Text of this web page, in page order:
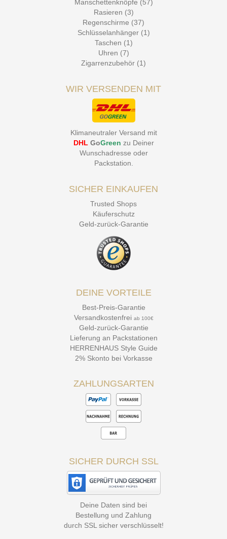
Manschettenknöpfe (57)
Rasieren (3)
Regenschirme (37)
Schlüsselanhänger (1)
Taschen (1)
Uhren (7)
Zigarrenzubehör (1)
WIR VERSENDEN MIT
Klimaneutraler Versand mit
DHL GoGreen zu Deiner
Wunschadresse oder
Packstation.
SICHER EINKAUFEN
Trusted Shops
Käuferschutz
Geld-zurück-Garantie
DEINE VORTEILE
Best-Preis-Garantie
Versandkostenfrei ab 100€
Geld-zurück-Garantie
Lieferung an Packstationen
HERRENHAUS Style Guide
2% Skonto bei Vorkasse
ZAHLUNGSARTEN
SICHER DURCH SSL
Deine Daten sind bei
Bestellung und Zahlung
durch SSL sicher verschlüsselt!